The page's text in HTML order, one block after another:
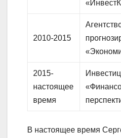
2010-2015
2015-
настоящее
время
В настоящее время